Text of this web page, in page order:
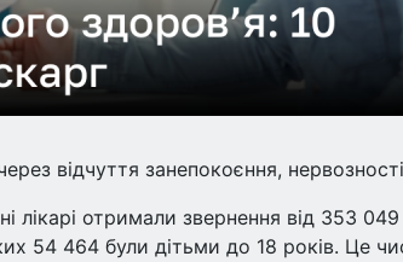
відчуття занепокоєння,
отримали звернення від 353 049
54 464 були дітьми до 18 років. Це